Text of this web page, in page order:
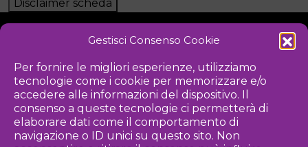
Gestisci Consenso Cookie
Per fornire le migliori esperienze, utilizziamo
tecnologie come i cookie per memorizzare e/o
accedere alle informazioni del dispositivo. Il
consenso a queste tecnologie ci permetterà di
elaborare dati come il comportamento di
navigazione o ID unici su questo sito. Non
Disclaimer scheda
PRIVACY POLICY
Iniziativa